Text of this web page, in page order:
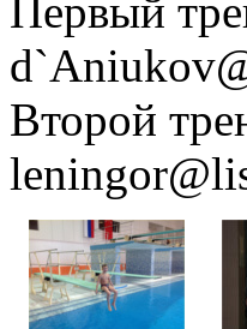
Первый
Второй